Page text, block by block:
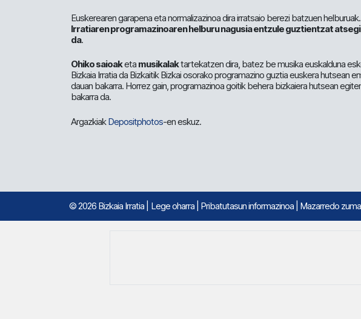
Euskerearen garapena eta normalizazinoa dira irratsaio berezi batzuen helburuak.
Irratiaren programazinoaren helburu nagusia entzule guztientzat
da.
Ohiko saioaketa musikalaktartekatzen dira, batez be musika euskalduna
Bizkaia Irratia da Bizkaitik Bizkai osorako programazino guztia euskera hutsean
dauan bakarra. Horrez gain, programazinoa goitik behera bizkaiera hutsean
bakarra da.
ArgazkiakDepositphotos-en eskuz.
© 2026 Bizkaia Irratia Lege oharra Pribatutasun informazinoa | Mazarredo